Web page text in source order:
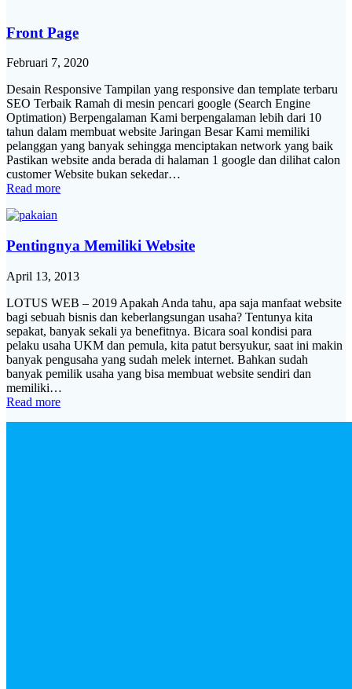
Front Page
Februari 7, 2020
Desain Responsive Tampilan yang responsive dan template terbaru
SEO Terbaik Ramah di mesin pencari google (Search Engine
Optimation) Berpengalaman Kami berpengalaman lebih dari 10
tahun dalam membuat website Jaringan Besar Kami memiliki
pelanggan yang banyak sehingga menciptakan network yang baik
Pastikan website anda berada di halaman 1 google dan dilihat calon
customer Website bukan sekedar…
Read more
Pentingnya Memiliki Website
April 13, 2013
LOTUS WEB – 2019 Apakah Anda tahu, apa saja manfaat website
bagi sebuah bisnis dan keberlangsungan usaha? Tentunya kita
sepakat, banyak sekali ya benefitnya. Bicara soal kondisi para
pelaku usaha UKM dan pemula, kita patut bersyukur, saat ini makin
banyak pengusaha yang sudah melek internet. Bahkan sudah
banyak pemilik usaha yang bisa membuat website sendiri dan
memiliki…
Read more